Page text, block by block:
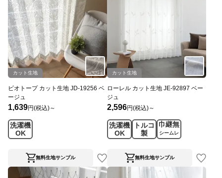
カット生地
ビオトープ カット生地 JD-19256 ベ
ージュ
1,639円(税込)～
洗濯機
OK
無料生地サンプル
カット生地
ローレル カット生地 JE-92897 ベー
ジュ
2,596円(税込)～
洗濯機
OK
トルコ
製
巾継無
シームレ
ス
無料生地サンプル